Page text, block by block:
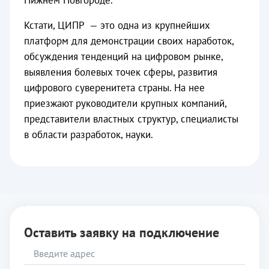
Кстати, ЦИПР — это одна из крупнейших
платформ для демонстрации своих наработок,
обсуждения тенденций на цифровом рынке,
выявления болевых точек сферы, развития
цифрового суверенитета страны. На нее
приезжают руководители крупных компаний,
представители властных структур, специалисты
в области разработок, науки.
Оставить заявку на подключение